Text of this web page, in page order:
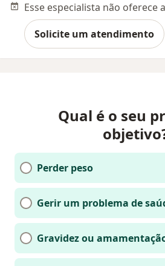
Solicite um atendimento
Qual é o seu
Perder peso
Gerir um problema de
Gravidez ou